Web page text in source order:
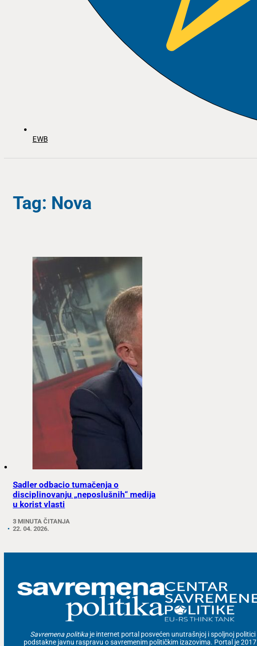
EWB
Tag: Nova
Sadler odbacio tumačenja o
disciplinovanju „neposlušnih“ medija
u korist vlasti
3 MINUTA ČITANJA
22. 04. 2026.
Savremena politika je internet portal posvećen unutrašnjoj i spoljnoj
podstakne javnu raspravu o savremenim političkim izazovima. Portal je